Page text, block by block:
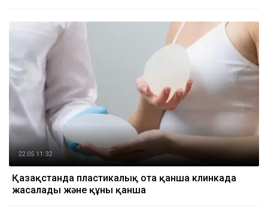
22.05 11:32
Қазақстанда пластикалық ота қанша клинкада
жасалады және құны қанша